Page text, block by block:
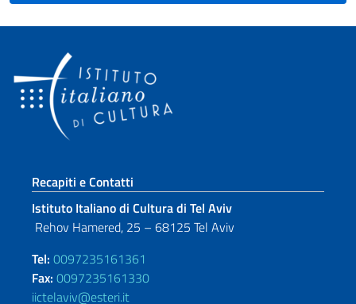
Sezione footer
Recapiti e Contatti
Istituto Italiano di Cultura di Tel Aviv
Rehov Hamered, 25 – 68125 Tel Aviv
Tel: 0097235161361
Fax: 0097235161330
iictelaviv@esteri.it